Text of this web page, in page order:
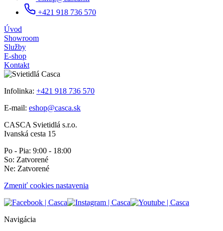
+421 918 736 570
Úvod
Showroom
Služby
E-shop
Kontakt
Infolinka: +421 918 736 570
E-mail: eshop@casca.sk
CASCA Svietidlá s.r.o.
Ivanská cesta 15
Po - Pia: 9:00 - 18:00
So: Zatvorené
Ne: Zatvorené
Zmeniť cookies nastavenia
Navigácia